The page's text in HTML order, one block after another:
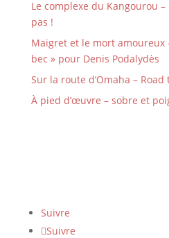
Le complexe du Kangourou
pas !
Maigret et le mort amoureux
bec » pour Denis Podalydès
Sur la route d’Omaha –
À pied d’œuvre – sobre et
Suivre
Suivre